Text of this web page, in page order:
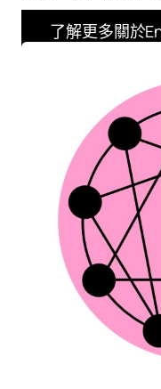
了解更多關於